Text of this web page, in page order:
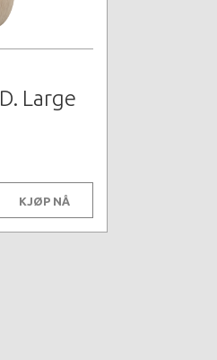
Large
KJØP NÅ